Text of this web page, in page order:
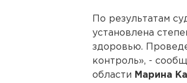
По результатам
установлена
здоровью.
контроль», -
области Марина